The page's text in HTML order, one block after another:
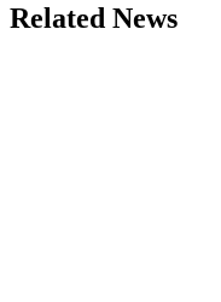
Related News